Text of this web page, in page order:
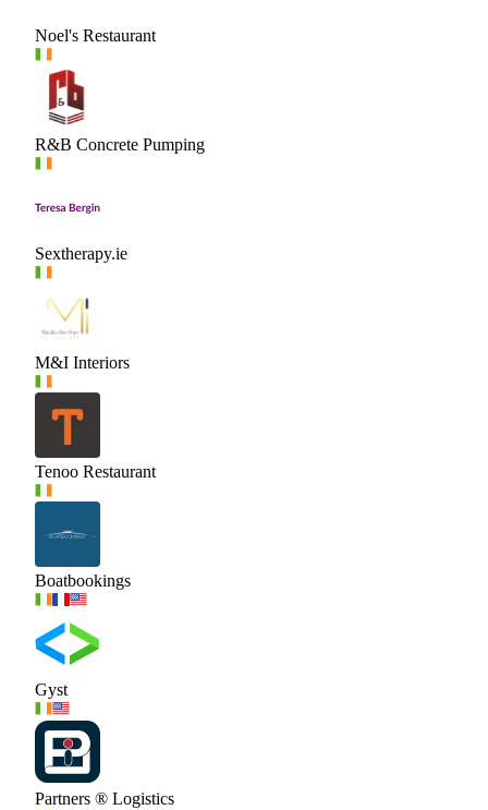
Noel's Restaurant
R&B Concrete Pumping
Sextherapy.ie
M&I Interiors
Tenoo Restaurant
Boatbookings
Gyst
Partners ® Logistics